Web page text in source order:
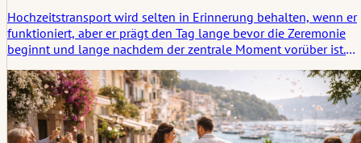
Hochzeitstransport wird selten in Erinnerung behalten, wenn er
funktioniert, aber er prägt den Tag lange bevor die Zeremonie
beginnt und lange nachdem der zentrale Moment vorüber ist.
Parken und Rückfahrten in der Nacht geplant werden muss, und
warum Bewegung und Wartezeiten enger zusammengehören,
viele Paare erwarten.